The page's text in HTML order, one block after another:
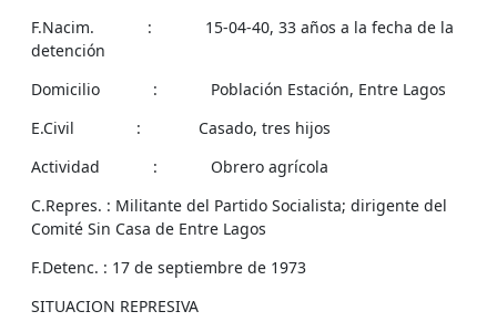
F.Nacim. : 15-04-40, 33 años a la fecha de la
detención
Domicilio : Población Estación, Entre Lagos
E.Civil : Casado, tres hijos
Actividad : Obrero agrícola
C.Repres. : Militante del Partido Socialista; dirigente del
Comité Sin Casa de Entre Lagos
F.Detenc. : 17 de septiembre de 1973
SITUACION REPRESIVA